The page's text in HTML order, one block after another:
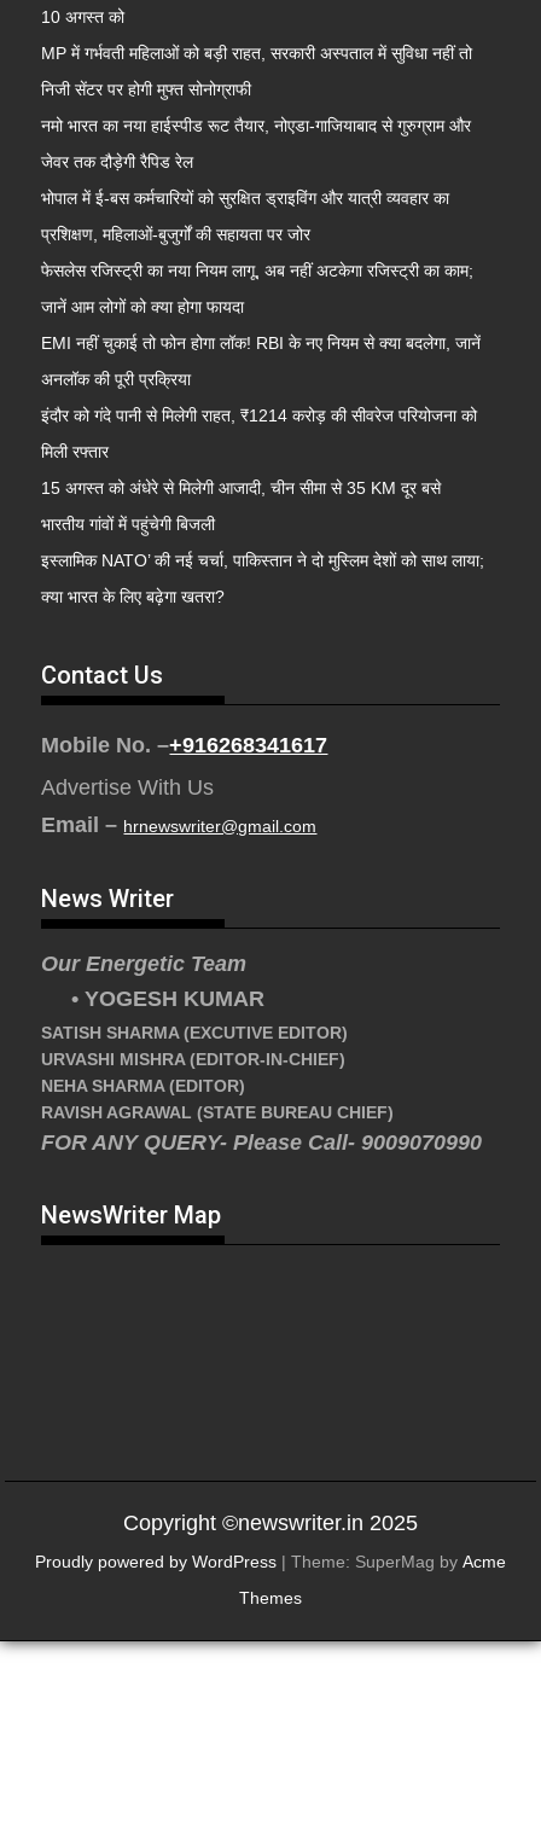
10 अगस्त को
MP में गर्भवती महिलाओं को बड़ी राहत, सरकारी अस्पताल में सुविधा नहीं तो
निजी सेंटर पर होगी मुफ्त सोनोग्राफी
नमो भारत का नया हाईस्पीड रूट तैयार, नोएडा-गाजियाबाद से गुरुग्राम और
जेवर तक दौड़ेगी रैपिड रेल
भोपाल में ई-बस कर्मचारियों को सुरक्षित ड्राइविंग और यात्री व्यवहार का
प्रशिक्षण, महिलाओं-बुजुर्गों की सहायता पर जोर
फेसलेस रजिस्ट्री का नया नियम लागू, अब नहीं अटकेगा रजिस्ट्री का काम;
जानें आम लोगों को क्या होगा फायदा
EMI नहीं चुकाई तो फोन होगा लॉक! RBI के नए नियम से क्या बदलेगा, जानें
अनलॉक की पूरी प्रक्रिया
इंदौर को गंदे पानी से मिलेगी राहत, ₹1214 करोड़ की सीवरेज परियोजना को
मिली रफ्तार
15 अगस्त को अंधेरे से मिलेगी आजादी, चीन सीमा से 35 KM दूर बसे
भारतीय गांवों में पहुंचेगी बिजली
इस्लामिक NATO’ की नई चर्चा, पाकिस्तान ने दो मुस्लिम देशों को साथ लाया;
क्या भारत के लिए बढ़ेगा खतरा?
Contact Us
Mobile No. –+916268341617
Advertise With Us
Email – hrnewswriter@gmail.com
News Writer
Our Energetic Team
• YOGESH KUMAR
SATISH SHARMA (EXCUTIVE EDITOR)
URVASHI MISHRA (EDITOR-IN-CHIEF)
NEHA SHARMA (EDITOR)
RAVISH AGRAWAL (STATE BUREAU CHIEF)
FOR ANY QUERY- Please Call- 9009070990
NewsWriter Map
Copyright ©newswriter.in 2025
Proudly powered by WordPress | Theme: SuperMag by Acme
Themes